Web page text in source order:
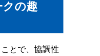
の趣
とで、協調性